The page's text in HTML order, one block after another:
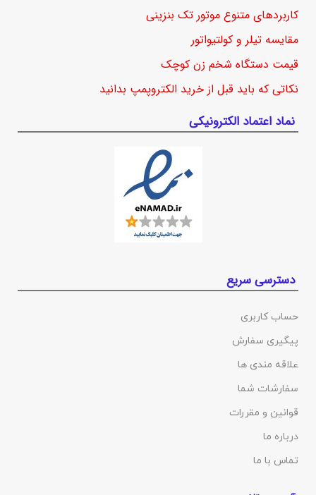
کاربردهای متنوع موتور تک بنزینی
مقایسه تیلر و کولتیواتور
قیمت دستگاه شخم زن کوچک
نکاتی که باید قبل از خرید الکتروپمپ بدانید
نماد اعتماد الکترونیکی
دسترسی سریع
حساب کاربری
پیگیری سفارش
علاقه مندی ها
سفارشات شما
قوانین و مقررات
درباره ما
تماس با ما